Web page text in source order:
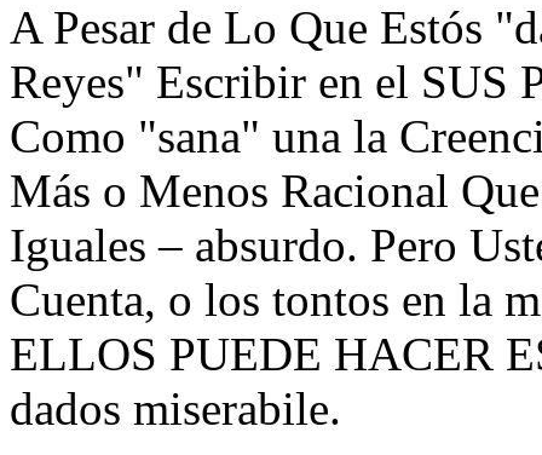
A Pesar de Lo Que Estós
Reyes" Escribir en el SUS
Como "sana" una la
Más o Menos Racional
Iguales – absurdo. Pero
Cuenta, o los tontos en la
ELLOS PUEDE HACER
dados miserabile.